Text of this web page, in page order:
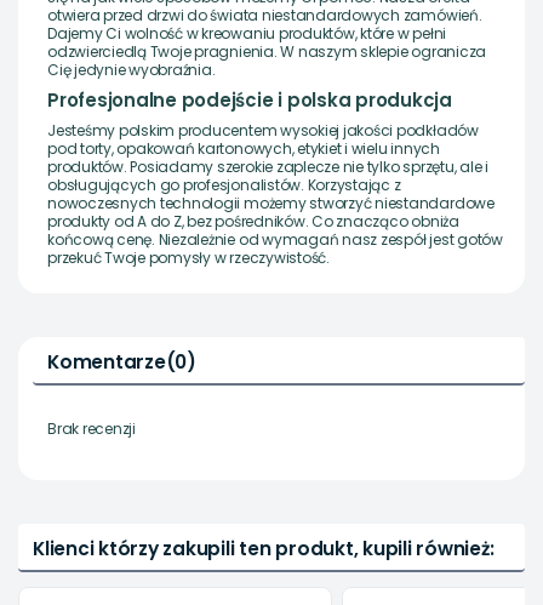
otwiera przed drzwi do świata niestandardowych zamówień.
Dajemy Ci wolność w kreowaniu produktów, które w pełni
odzwierciedlą Twoje pragnienia. W naszym sklepie ogranicza
Cię jedynie wyobraźnia.
Profesjonalne podejście i polska produkcja
Jesteśmy polskim producentem wysokiej jakości podkładów
pod torty, opakowań kartonowych, etykiet i wielu innych
produktów. Posiadamy szerokie zaplecze nie tylko sprzętu, ale i
obsługujących go profesjonalistów. Korzystając z
nowoczesnych technologii możemy stworzyć niestandardowe
produkty od A do Z, bez pośredników. Co znacząco obniża
końcową cenę. Niezależnie od wymagań nasz zespół jest gotów
przekuć Twoje pomysły w rzeczywistość.
Komentarze(0)
Brak recenzji
Klienci którzy zakupili ten produkt, kupili również: